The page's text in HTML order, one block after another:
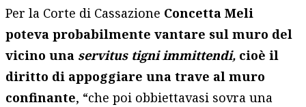
Per la Corte di Cassazione Concetta Meli
poteva probabilmente vantare sul muro del
vicino una servitus tigni immittendi, cioè il
diritto di appoggiare una trave al muro
confinante, “che poi obbiettavasi sovra una